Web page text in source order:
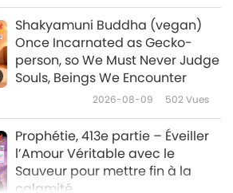
Vues
L'amour inconditionnel des
animaux pour le Maître
Suprême Ching Hai, partie 1/2
17617
Shakyamuni Buddha (vegan)
Once Incarnated as Gecko-
person, so We Must Never Judge
Souls, Beings We Encounter
2026-08-09 502Vues
Prophétie, 413e partie – Éveiller
l’Amour Véritable avec le
Sauveur pour mettre fin à la
calamité